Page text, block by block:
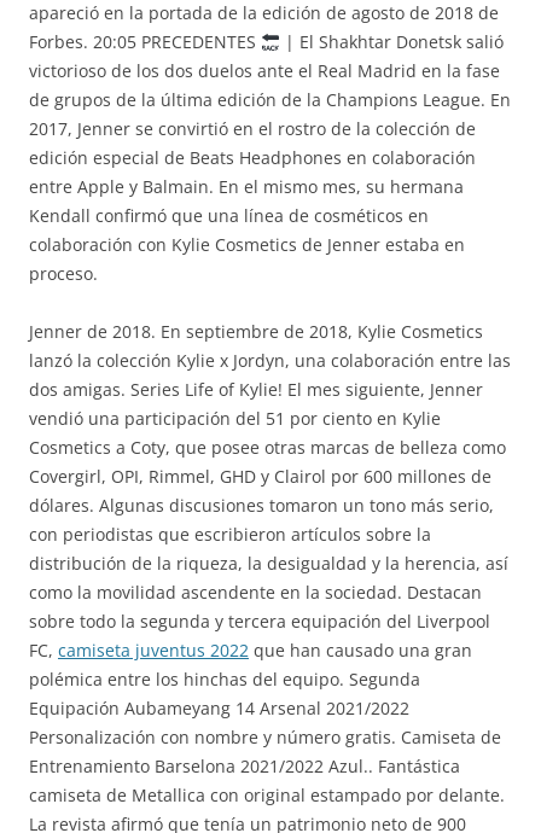
apareció en la portada de la edición de agosto de 2018 de
Forbes. 20:05 PRECEDENTES
| El Shakhtar Donetsk salió
victorioso de los dos duelos ante el Real Madrid en la fase
de grupos de la última edición de la Champions League. En
2017, Jenner se convirtió en el rostro de la colección de
edición especial de Beats Headphones en colaboración
entre Apple y Balmain. En el mismo mes, su hermana
Kendall confirmó que una línea de cosméticos en
colaboración con Kylie Cosmetics de Jenner estaba en
proceso.
Jenner de 2018. En septiembre de 2018, Kylie Cosmetics
lanzó la colección Kylie x Jordyn, una colaboración entre las
dos amigas. Series Life of Kylie! El mes siguiente, Jenner
vendió una participación del 51 por ciento en Kylie
Cosmetics a Coty, que posee otras marcas de belleza como
Covergirl, OPI, Rimmel, GHD y Clairol por 600 millones de
dólares. Algunas discusiones tomaron un tono más serio,
con periodistas que escribieron artículos sobre la
distribución de la riqueza, la desigualdad y la herencia, así
como la movilidad ascendente en la sociedad. Destacan
sobre todo la segunda y tercera equipación del Liverpool
FC, camiseta juventus 2022 que han causado una gran
polémica entre los hinchas del equipo. Segunda
Equipación Aubameyang 14 Arsenal 2021/2022
Personalización con nombre y número gratis. Camiseta de
Entrenamiento Barselona 2021/2022 Azul.. Fantástica
camiseta de Metallica con original estampado por delante.
La revista afirmó que tenía un patrimonio neto de 900